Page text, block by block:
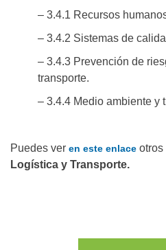
– 3.4.1 Recursos
– 3.4.2 Sistemas de
– 3.4.3 Prevención de
transporte.
– 3.4.4 Medio ambiente y
Puedes ver en este enlace otros
Logística y Transporte.